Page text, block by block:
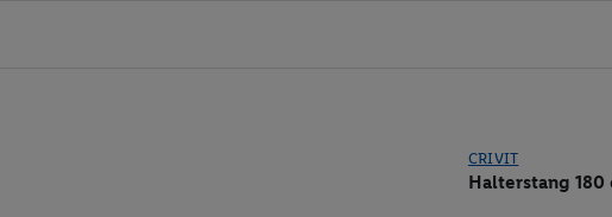
CRIVIT
Halterstang 180